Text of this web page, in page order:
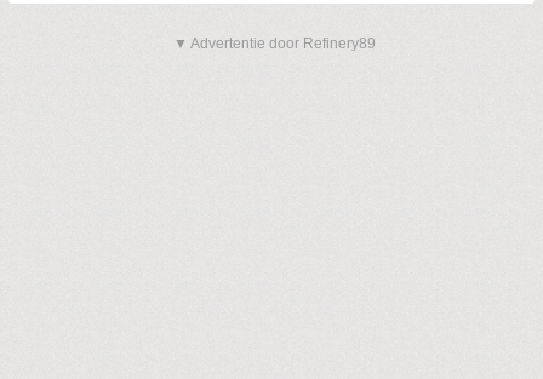
▼ Advertentie door Refinery89